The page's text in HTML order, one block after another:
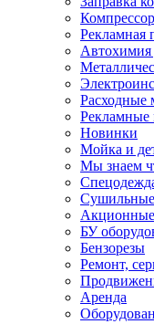
Рекламная
Автохимия
Расходные
Рекламные
Новинки
Мойка и
Мы знаем
БУ
Бензорезы
Ремонт,
Аренда